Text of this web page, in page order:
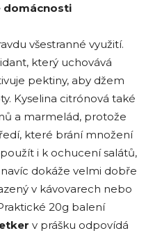
domácnosti
všestranné využití.
který uchovává
pektiny, aby džem
Kyselina citrónová také
a marmelád, protože
které brání množení
i k ochucení salátů,
dokáže velmi dobře
v kávovarech nebo
20g balení
v prášku odpovídá